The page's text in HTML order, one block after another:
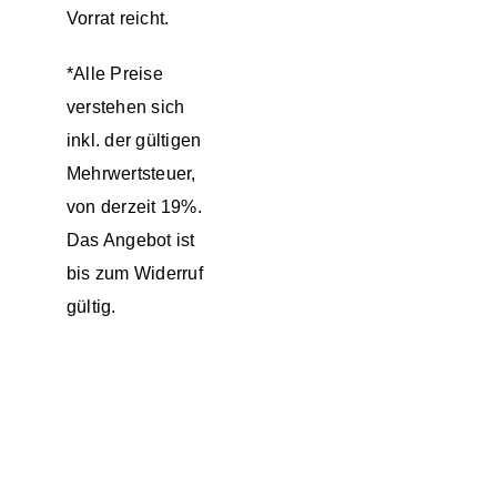
Vorrat reicht.
*Alle Preise
verstehen sich
inkl. der gültigen
Mehrwertsteuer,
von derzeit 19%.
Das Angebot ist
bis zum Widerruf
gültig.